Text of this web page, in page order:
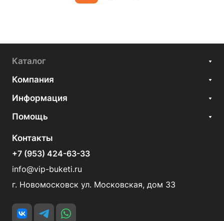
Каталог
Компания
Информация
Помощь
Контакты
+7 (953) 424-63-33
info@vip-buketi.ru
г. Новомосковск ул. Московская, дом 33